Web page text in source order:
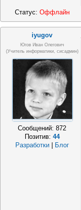
Статус: Оффлайн
iyugov
Югов Иван Олегович
(Учитель информатики, сисадмин)
Сообщений:872
Позитив: 44
Разработки
Блог